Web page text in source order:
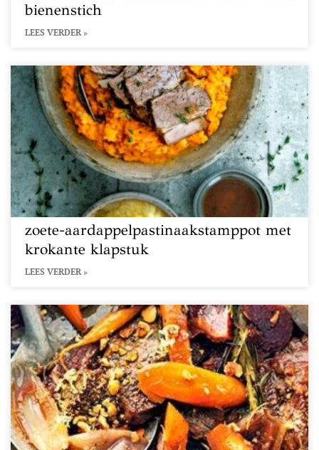
bienenstich
LEES VERDER »
zoete-aardappelpastinaakstamppot met
krokante klapstuk
LEES VERDER »